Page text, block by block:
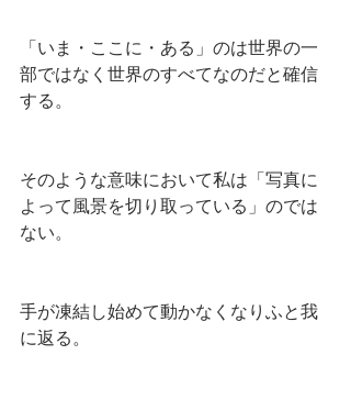
「いま・ここに・ある」のは世界の一
部ではなく世界のすべてなのだと確信
する。
そのような意味において私は「写真に
よって風景を切り取っている」のでは
ない。
手が凍結し始めて動かなくなりふと我
に返る。